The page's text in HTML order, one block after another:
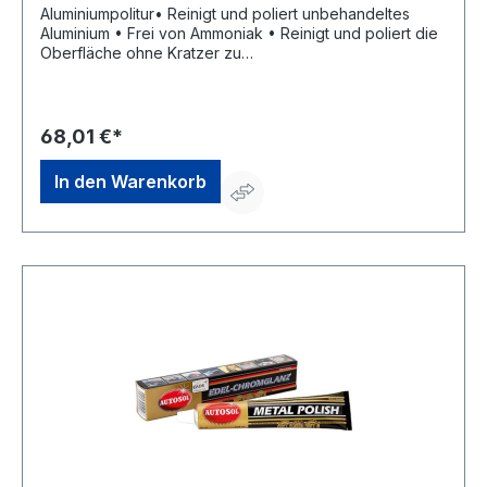
Aluminiumpolitur• Reinigt und poliert unbehandeltes
Aluminium • Frei von Ammoniak • Reinigt und poliert die
Oberfläche ohne Kratzer zu
68,01 €*
In den Warenkorb